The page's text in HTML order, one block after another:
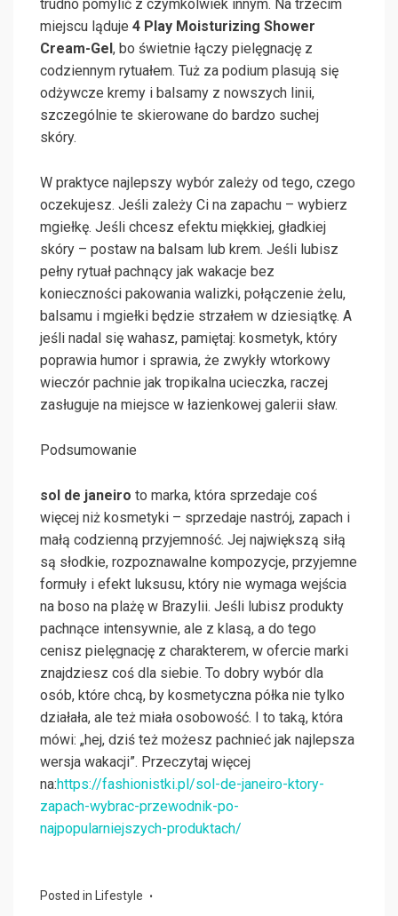
trudno pomylić z czymkolwiek innym. Na trzecim
miejscu ląduje 4 Play Moisturizing Shower
Cream-Gel , bo świetnie łączy pielęgnację z
codziennym rytuałem. Tuż za podium plasują się
odżywcze kremy i balsamy z nowszych linii,
szczególnie te skierowane do bardzo suchej
skóry.
W praktyce najlepszy wybór zależy od tego, czego
oczekujesz. Jeśli zależy Ci na zapachu – wybierz
mgiełkę. Jeśli chcesz efektu miękkiej, gładkiej
skóry – postaw na balsam lub krem. Jeśli lubisz
pełny rytuał pachnący jak wakacje bez
konieczności pakowania walizki, połączenie żelu,
balsamu i mgiełki będzie strzałem w dziesiątkę. A
jeśli nadal się wahasz, pamiętaj: kosmetyk, który
poprawia humor i sprawia, że zwykły wtorkowy
wieczór pachnie jak tropikalna ucieczka, raczej
zasługuje na miejsce w łazienkowej galerii sław.
Podsumowanie
sol de janeiro to marka, która sprzedaje coś
więcej niż kosmetyki – sprzedaje nastrój, zapach i
małą codzienną przyjemność. Jej największą siłą
są słodkie, rozpoznawalne kompozycje, przyjemne
formuły i efekt luksusu, który nie wymaga wejścia
na boso na plażę w Brazylii. Jeśli lubisz produkty
pachnące intensywnie, ale z klasą, a do tego
cenisz pielęgnację z charakterem, w ofercie marki
znajdziesz coś dla siebie. To dobry wybór dla
osób, które chcą, by kosmetyczna półka nie tylko
działała, ale też miała osobowość. I to taką, która
mówi: „hej, dziś też możesz pachnieć jak najlepsza
wersja wakacji”. Przeczytaj więcej
na:https://fashionistki.pl/sol-de-janeiro-ktory-
zapach-wybrac-przewodnik-po-
najpopularniejszych-produktach/
Posted in Lifestyle